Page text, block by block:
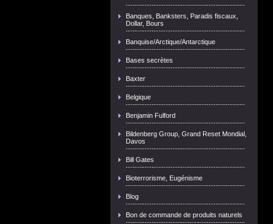
Banques, Banksters, Paradis fiscaux,
Dollar, Bours
Banquise/Arctique/Antarctique
Bases secrètes
Baxter
Belgique
Benjamin Fulford
Bildenberg Group, Grand Reset Mondial,
Davos
Bill Gates
Bioterrorisme, Eugénisme
Blog
Bon de commande de produits naturels